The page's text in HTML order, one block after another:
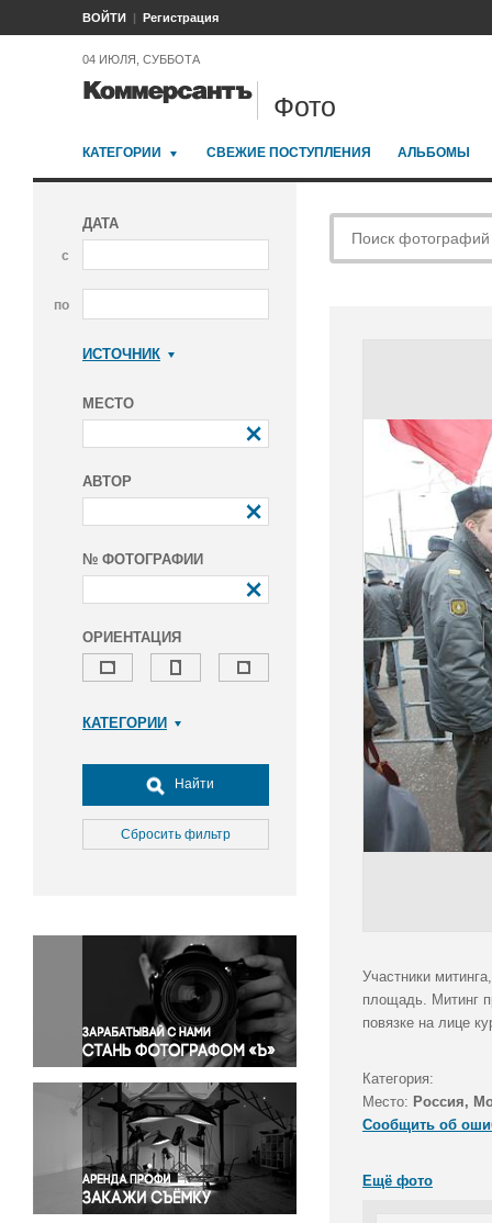
ВОЙТИ Регистрация
04 ИЮЛЯ, СУББОТА
Фото
КАТЕГОРИИ СВЕЖИЕ ПОСТУПЛЕНИЯ АЛЬБОМЫ
ДАТА
с
по
ИСТОЧНИК
МЕСТО
АВТОР
№ ФОТОГРАФИИ
ОРИЕНТАЦИЯ
КАТЕГОРИИ
Досуг, туризм и отдых
Культура
Медицина
Окружающая среда
Политика
Правосудие
Происшествия и конфликты
Религия
Светская жизнь
Спорт
Экология
Экономика и бизнес
Найти
Сбросить фильтр
Участники
площадь. Митинг
повязке на лице
Категория:
Место: Россия,
Сообщить об
Ещё фото